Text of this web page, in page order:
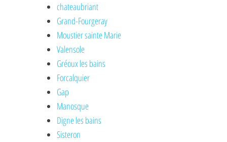
chateaubriant
Grand-Fourgeray
Moustier sainte Marie
Valensole
Gréoux les bains
Forcalquier
Gap
Manosque
Digne les bains
Sisteron